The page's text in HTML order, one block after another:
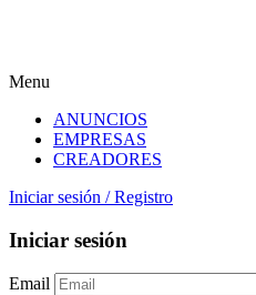
Menu
ANUNCIOS
EMPRESAS
CREADORES
Iniciar sesión / Registro
Iniciar sesión
Email